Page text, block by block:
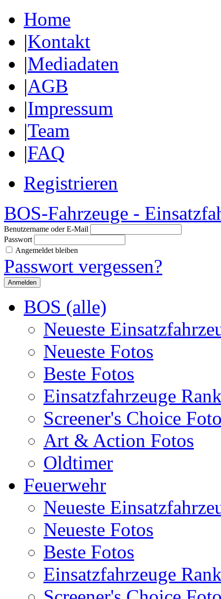
Home
|Kontakt
|Mediadaten
|AGB
|Impressum
|Team
|FAQ
Registrieren
BOS-Fahrzeuge -
Benutzername oder E-Mail
Passwort
Angemeldet bleiben
Passwort vergessen?
BOS (alle)
Neueste
Neueste Fotos
Beste Fotos
Einsatzfahrzeuge
Screener's Choice
Art & Action Fotos
Oldtimer
Feuerwehr
Neueste
Neueste Fotos
Beste Fotos
Einsatzfahrzeuge